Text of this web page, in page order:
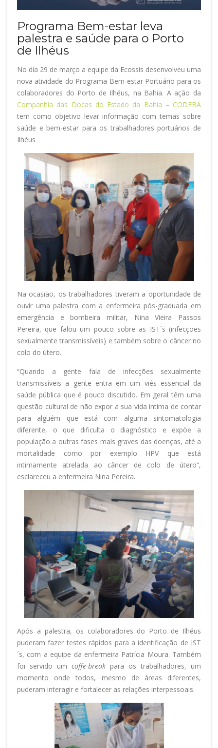
Programa Bem-estar leva
palestra e saúde para o Porto
de Ilhéus
No dia 29 de março a equipe da Ecossis desenvolveu uma
nova atividade do Programa Bem-estar Portuário para os
colaboradores do Porto de Ilhéus, na Bahia. A ação da
Companhia das Docas do Estado da Bahia – CODEBA
tem como objetivo levar informação com temas sobre
saúde e bem-estar para os trabalhadores portuários de
Ilhéus
Na ocasião, os trabalhadores tiveram a oportunidade de
ouvir uma palestra com a enfermeira pós-graduada em
emergência e bombeira militar, Nina Vieira Passos
Pereira, que falou um pouco sobre as IST´s (infecções
sexualmente transmissíveis) e também sobre o câncer no
colo do útero.
“Quando a gente fala de infecções sexualmente
transmissíveis a gente entra em um viés essencial da
saúde pública que é pouco discutido. Em geral têm uma
questão cultural de não expor a sua vida íntima de contar
para alguém que está com alguma sintomatologia
diferente, o que dificulta o diagnóstico e expõe a
população a outras fases mais graves das doenças, até a
mortalidade como por exemplo HPV que está
intimamente atrelada ao câncer de colo de útero”,
esclareceu a enfermeira Nina Pereira.
Após a palestra, os colaboradores do Porto de Ilhéus
puderam fazer testes rápidos para a identificação de IST
´s, com a equipe da enfermeira Patrícia Moura. Também
foi servido um coffe-break para os trabalhadores, um
momento onde todos, mesmo de áreas diferentes,
puderam interagir e fortalecer as relações interpessoais.